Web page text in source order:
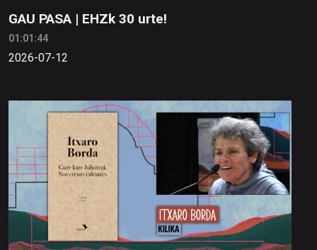
GAU PASA | EHZk 30 urte!
01:01:44
2026-07-12